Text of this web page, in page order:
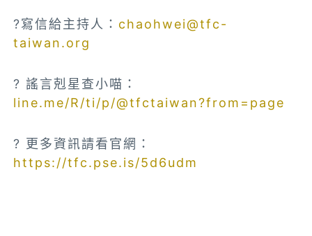
?寫信給主持人： chaohwei@tfc-
taiwan.org
? 謠言剋星查小喵：
line.me/R/ti/p/@tfctaiwan?from=page
? 更多資訊請看官網：
https://tfc.pse.is/5d6udm